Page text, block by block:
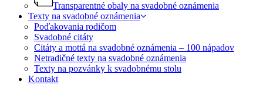
Transparentné obaly na svadobné oznámenia
Texty na svadobné oznámenia
Poďakovania rodičom
Svadobné citáty
Citáty a mottá na svadobné oznámenia – 100 nápadov
Netradičné texty na svadobné oznámenia
Texty na pozvánky k svadobnému stolu
Kontakt